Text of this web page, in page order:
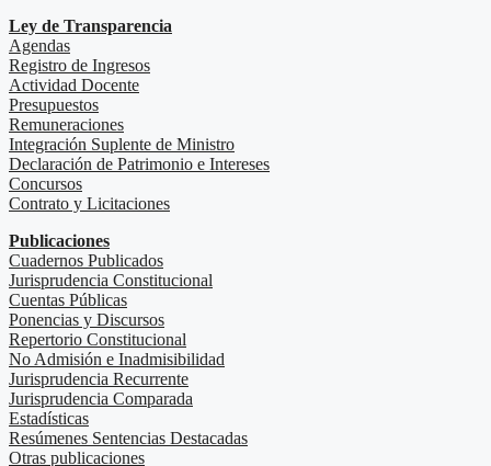
Ley de Transparencia
Agendas
Registro de Ingresos
Actividad Docente
Presupuestos
Remuneraciones
Integración Suplente de Ministro
Declaración de Patrimonio e Intereses
Concursos
Contrato y Licitaciones
Publicaciones
Cuadernos Publicados
Jurisprudencia Constitucional
Cuentas Públicas
Ponencias y Discursos
Repertorio Constitucional
No Admisión e Inadmisibilidad
Jurisprudencia Recurrente
Jurisprudencia Comparada
Estadísticas
Resúmenes Sentencias Destacadas
Otras publicaciones